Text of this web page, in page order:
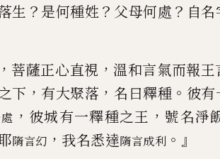
生 ？ 是何種姓 ？ 父母何處 ？ 自
， 菩薩正心直視 ， 溫和言氣而報王
下 ， 有大聚落 ， 名曰釋種 。 彼有
， 彼城有一釋種之王 ，號名淨
隋言幻 ， 我名悉達隋言成利 。』